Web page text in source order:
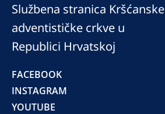
Službena stranica Kršćanske
adventističke crkve u
Republici Hrvatskoj
FACEBOOK
INSTAGRAM
YOUTUBE